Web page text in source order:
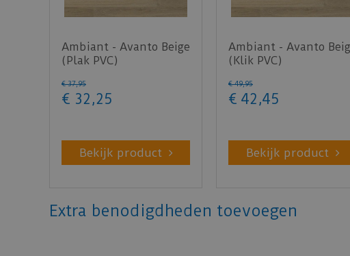
Ambiant - Avanto Beige
(Plak PVC)
€ 37,95
€ 32 ,25
Bekijk product
Ambiant - Avanto
(Klik PVC)
€ 49,95
€ 42 ,45
Bekijk product
Extra benodigdheden toevoegen